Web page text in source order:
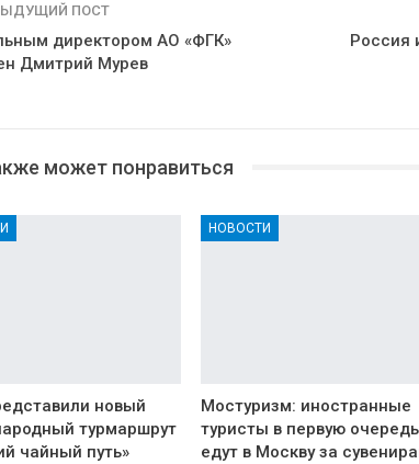
ПОСТ
директором АО «ФГК»
Дмитрий Мурев
Россия
может понравиться
новый
турмаршрут
чайный путь»
НОВОСТИ
Мостуризм: иностранные
туристы в первую очередь
едут в Москву за